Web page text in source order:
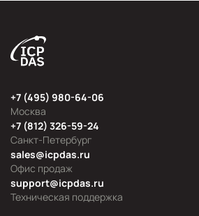
Москва
+7 (495) 980-64-06
Офис продаж
sales@icpdas.ru
Санкт-Петербург
+7 (812) 326-59-24
Техническая поддержка
support@icpdas.ru